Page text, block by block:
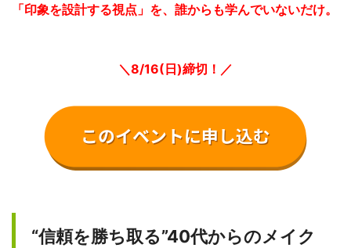
「印象を設計する視点」を、誰からも学んでいないだけ。
＼8/16(日)締切！／
“信頼を勝ち取る”40代からのメイク